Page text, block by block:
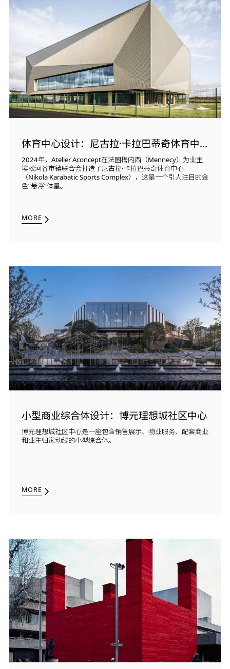
体育中心设计：尼古拉·卡拉巴蒂奇体育中心
2024年，Atelier Aconcept在法国梅内西（Mennecy）为业主
埃松河谷市镇联合会打造了尼古拉·卡拉巴蒂奇体育中心
（Nikola Karabatic Sports Complex），这是一个引人注目的金
色“悬浮”体量。
MORE
小型商业综合体设计：博元理想城社区中心
博元理想城社区中心是一座包含销售展示、物业服务、配套商业
和业主归家动线的小型综合体。
MORE